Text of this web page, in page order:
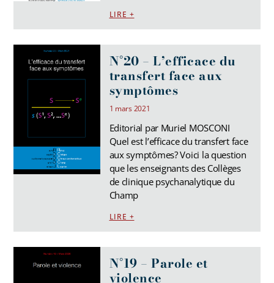
LIRE +
N°20 – L’efficace du
transfert face aux
symptômes
1 mars 2021
Editorial par Muriel MOSCONI
Quel est l’efficace du transfert face
aux symptômes? Voici la question
que les enseignants des Collèges
de clinique psychanalytique du
Champ
LIRE +
N°19 – Parole et
violence